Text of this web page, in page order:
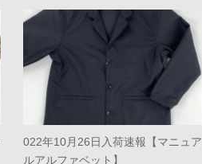
022年10月26日入荷速報【マニュア
ルアルファベット】